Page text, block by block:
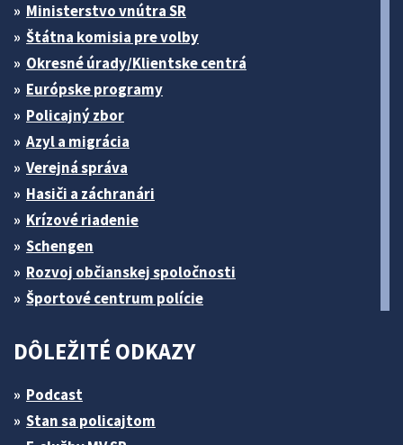
Ministerstvo vnútra SR
Štátna komisia pre volby
Okresné úrady/Klientske centrá
Európske programy
Policajný zbor
Azyl a migrácia
Verejná správa
Hasiči a záchranári
Krízové riadenie
Schengen
Rozvoj občianskej spoločnosti
Športové centrum polície
DÔLEŽITÉ ODKAZY
Podcast
Stan sa policajtom